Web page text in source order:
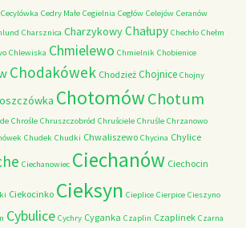
Cecylówka Cedry Małe Cegielnia Cegłów Celejów Ceranów
Charsznica CharzykowyChałupy Chechło Chełm
Chlewiska Chmielewo Chmielnik Chobienice
Chodakówek Chodzież Chojnice Chojny
ChotomówChotum
Chrośle Chruszczobród Chruściele Chruśle Chrzanowo
Chudek Chudki Chwaliszewo Chycina Chylice
Ciechanowiec Ciechanów Ciechocin
Ciekocinko Cieksyn Cieplice Cierpice Cieszyno
Cybulice Cychry Cyganka Czaplin Czaplinek Czarna